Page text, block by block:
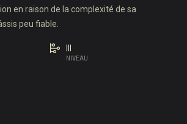
en raison de la complexité de sa
peu fiable.
NIVEAU